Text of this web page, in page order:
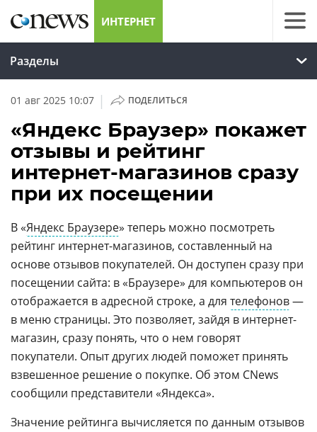
ИНТЕРНЕТ
Разделы
01 авг 2025 10:07 | ПОДЕЛИТЬСЯ
«Яндекс Браузер» покажет
отзывы и рейтинг
интернет-магазинов сразу
при их посещении
В «Яндекс Браузере» теперь можно посмотреть
рейтинг интернет-магазинов, составленный на
основе отзывов покупателей. Он доступен сразу при
посещении сайта: в «Браузере» для компьютеров он
отображается в адресной строке, а для телефонов—
в меню страницы. Это позволяет, зайдя в интернет-
магазин, сразу понять, что о нем говорят
покупатели. Опыт других людей поможет принять
взвешенное решение о покупке. Об этом CNews
сообщили представители «Яндекса».
Значение рейтинга вычисляется по данным отзывов